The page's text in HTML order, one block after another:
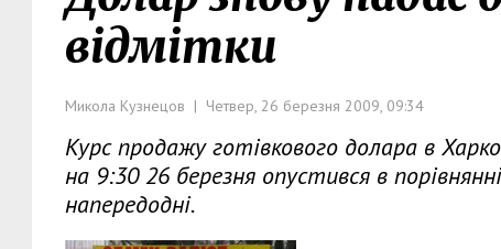
відмітки
Микола Кузнецов | Четвер, 26 березня 2009, 09:34
Курс продажу готівкового долара в
на 9:30 26 березня опустився в
напередодні.